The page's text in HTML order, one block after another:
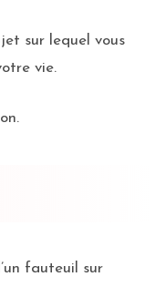
sur lequel vous
vie.
fauteuil sur